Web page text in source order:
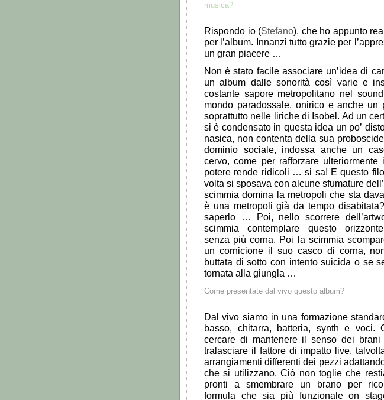
musica?
Rispondo io (Stefano), che ho appunto
per l ’album. Innanzi tutto grazie per l ’
un gran piacere …
Nonè stato facile associare un’idea di
un album dalle sonorità così varie e
costante sapore metropolitano nel
mondo paradossale, onirico e anche un
soprattutto nelle liriche di Isobel. Ad un
siè condensato in questa idea un po’
nasica, non contenta della sua
dominio sociale, indossa anche un
cervo, come per rafforzare ulteriormente
potere rende ridicoli … si sa! E questo
volta si sposava con alcune sfumature dell ’
scimmia domina la metropoli che sta
è una metropoli già da tempo
saperlo
… Poi, nello scorrere dell ’
scimmia contemplare questo
senza più corna. Poi la scimmia
un cornicione il suo casco di corna,
buttata di sotto con intento suicida o se
tornata alla giungla …
Come presentate dal vivo questo album?
Dal vivo siamo in una formazione
basso, chitarra, batteria, synth e voci.
cercare di mantenere il senso dei brani
tralasciare il fattore di impatto live,
arrangiamenti differenti dei pezzi
che si utilizzano. Ciò non toglie che
pronti a smembrare un brano per
formula che sia più
funzionale on